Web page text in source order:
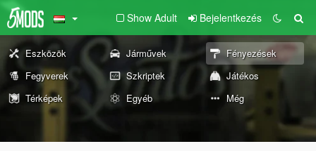
Show Adult Bejelentkezés
Eszközök Járművek
Fényezések
Fegyverek
Szkriptek
Játékos
Térképek
Egyéb Még